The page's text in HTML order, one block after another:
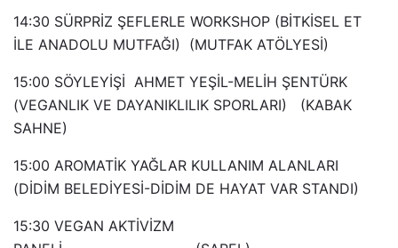
14:30 SÜRPRİZ ŞEFLERLE WORKSHOP (BİTKİSEL ET
İLE ANADOLU MUTFAĞI) (MUTFAK ATÖLYESİ)
15:00 SÖYLEYİŞİ AHMET YEŞİL-MELİH ŞENTÜRK
(VEGANLIK VE DAYANIKLILIK SPORLARI) (KABAK
SAHNE)
15:00 AROMATİK YAĞLAR KULLANIM ALANLARI
(DİDİM BELEDİYESİ-DİDİM DE HAYAT VAR STANDI)
15:30 VEGAN AKTİVİZM